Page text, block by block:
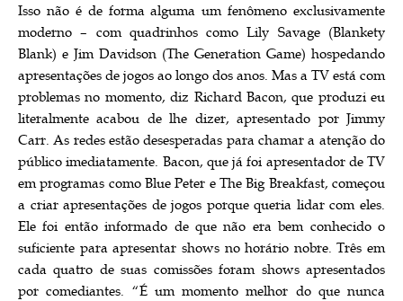
Isso não é de forma alguma um fenômeno exclusivamente
moderno – com quadrinhos como Lily Savage (Blankety
Blank) e Jim Davidson (The Generation Game) hospedando
apresentações de jogos ao longo dos anos. Mas a TV está com
problemas no momento, diz Richard Bacon, que produzi eu
literalmente acabou de lhe dizer, apresentado por Jimmy
Carr. As redes estão desesperadas para chamar a atenção do
público imediatamente. Bacon, que já foi apresentador de TV
em programas como Blue Peter e The Big Breakfast, começou
a criar apresentações de jogos porque queria lidar com eles.
Ele foi então informado de que não era bem conhecido o
suficiente para apresentar shows no horário nobre. Três em
cada quatro de suas comissões foram shows apresentados
por comediantes. “É um momento melhor do que nunca